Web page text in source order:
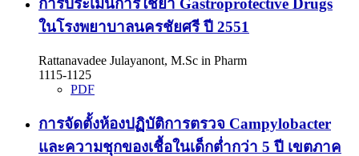
การประเมินการใช้ยา Gastroprotective Drugs
ในโรงพยาบาลนครชัยศรี ปี 2551
Rattanavadee Julayanont, M.Sc in Pharm
1115-1125
PDF
การจัดตั้งห้องปฏิบัติการตรวจ Campylobacter
และความชุกของเชื้อในเด็กต่ำกว่า 5 ปี เขตภาค